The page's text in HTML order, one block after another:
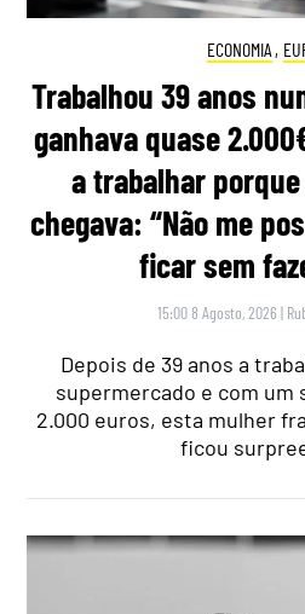
ECONOMIA ,
Trabalhou 39 anos
ganhava quase
a trabalhar
chegava: “Não me
ficar sem
15:00 8 Agosto, 2026 |
Depois de 39 anos a
supermercado e com um
2.000 euros, esta mulher
ficou